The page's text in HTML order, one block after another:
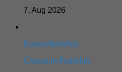
7. Aug 2026
Konzertberichte
Clueso in Frankfurt